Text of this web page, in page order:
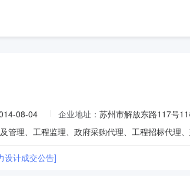
08-04 企业地址： 苏州市解放东路117号
设计成交公告]